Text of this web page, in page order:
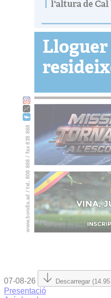
07-08-26 Descarregar
Presentació